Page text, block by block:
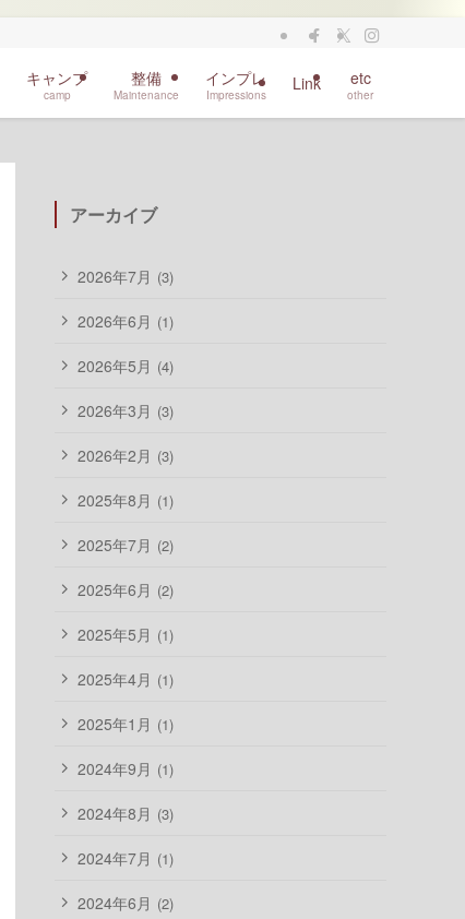
キャンプ
camp
整備
Maintenance
インプレ
Impressions
Link etc
other
アーカイブ
2026年7月 (3)
2026年6月 (1)
2026年5月 (4)
2026年3月 (3)
2026年2月 (3)
2025年8月 (1)
2025年7月 (2)
2025年6月 (2)
2025年5月 (1)
2025年4月 (1)
2025年1月 (1)
2024年9月 (1)
2024年8月 (3)
2024年7月 (1)
2024年6月 (2)